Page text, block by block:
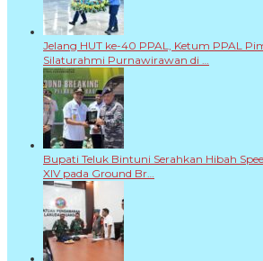
Jelang HUT ke-40 PPAL, Ketum PPAL
Silaturahmi Purnawirawan di …
Bupati Teluk Bintuni Serahkan Hibah
XIV pada Ground Br…